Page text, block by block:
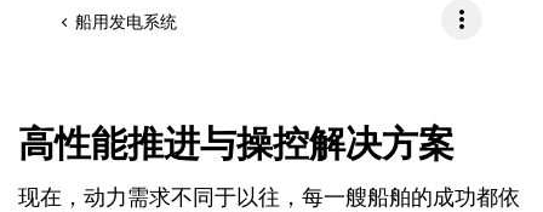
船用发电系统 more_vert
高性能推进与操控解决方案
现在，动力需求不同于以往，每一艘船舶的成功都依